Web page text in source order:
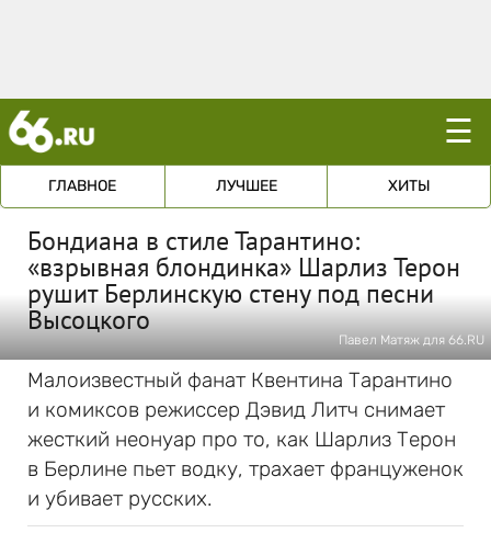
☰
ГЛАВНОЕ ЛУЧШЕЕ ХИТЫ
Бондиана в стиле Тарантино:
«взрывная блондинка» Шарлиз Терон
рушит Берлинскую стену под песни
Высоцкого
Павел Матяж для 66.RU
Малоизвестный фанат Квентина Тарантино
и комиксов режиссер Дэвид Литч снимает
жесткий неонуар про то, как Шарлиз Терон
в Берлине пьет водку, трахает француженок
и убивает русских.